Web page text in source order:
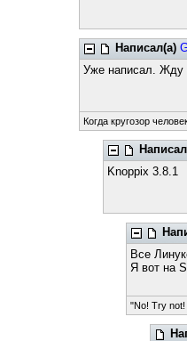
Написал(а)
Уже написал. Жду
Когда кругозор
Knoppix 3.8.1
Все
Я вот на
"No! Try